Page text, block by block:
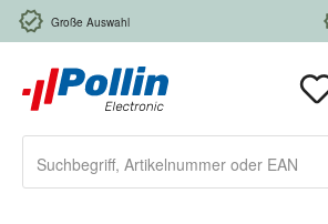
Zum Hauptinhalt springen
Große Auswahl